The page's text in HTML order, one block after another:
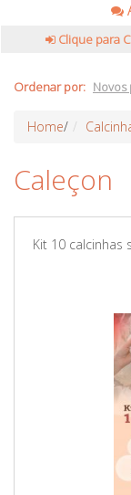
Clique para
Ordenar por:
Home/
Caleçon
Kit 10 calcinhas